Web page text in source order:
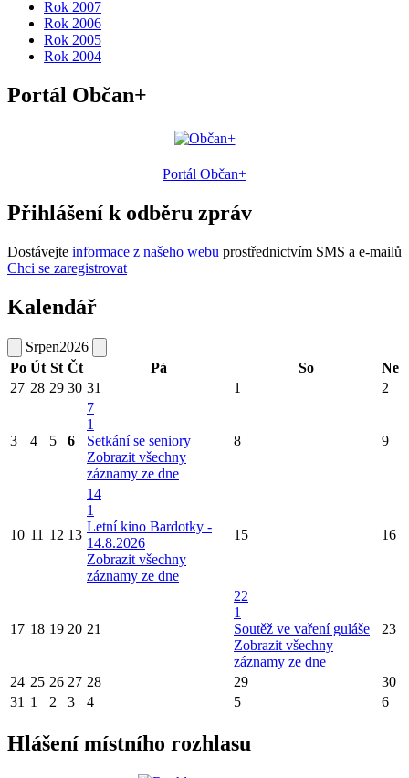
Rok 2007
Rok 2006
Rok 2005
Rok 2004
Portál Občan+
Portál Občan+
Přihlášení k odběru zpráv
Dostávejte informace z našeho webu prostřednictvím SMS a e-mailů
Chci se zaregistrovat
Kalendář
Srpen2026
Po Út St Čt Pá So
Ne
27 28 29 30 31 1 2
3 4 5 6
7
1
Setkání se seniory
Zobrazit všechny
záznamy ze dne
8 9
10 11 12 13
14
1
Letní kino Bardotky -
14.8.2026
Zobrazit všechny
záznamy ze dne
15 16
17 18 19 20 21
22
1
Soutěž ve vaření guláše
Zobrazit všechny
záznamy ze dne
23
24 25 26 27 28 29
30
31 1 2 3 4 5 6
Hlášení místního rozhlasu